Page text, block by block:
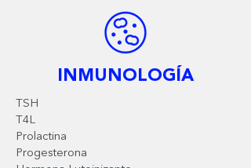
INMUNOLOGÍA
TSH
T4L
Prolactina
Progesterona